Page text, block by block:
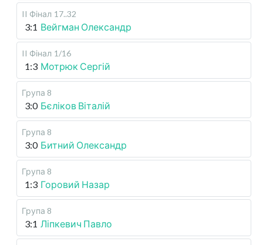
II Фінал 17..32
3:1 Вейгман Олександр
II Фінал 1/16
1:3 Мотрюк Сергій
Група 8
3:0 Бєліков Віталій
Група 8
3:0 Битний Олександр
Група 8
1:3 Горовий Назар
Група 8
3:1 Ліпкевич Павло